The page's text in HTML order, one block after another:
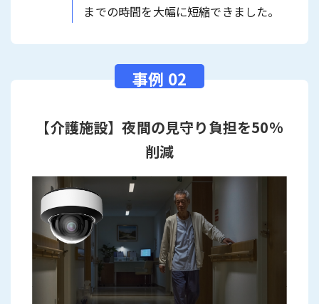
までの時間を大幅に短縮できました。
【介護施設】夜間の見守り負担を50%
削減